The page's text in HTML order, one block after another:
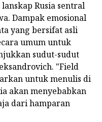
Rusia sentral
Dampak emosional
yang bersifat asli
umum untuk
sudut-sudut
"Field
untuk menulis di
akan menyebabkan
dari hamparan